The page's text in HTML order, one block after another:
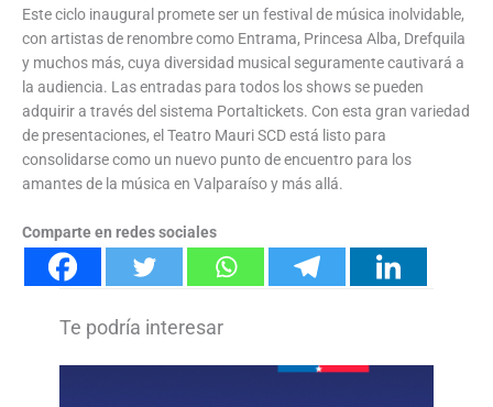
Este ciclo inaugural promete ser un festival de música inolvidable,
con artistas de renombre como Entrama, Princesa Alba, Drefquila
y muchos más, cuya diversidad musical seguramente cautivará a
la audiencia. Las entradas para todos los shows se pueden
adquirir a través del sistema Portaltickets. Con esta gran variedad
de presentaciones, el Teatro Mauri SCD está listo para
consolidarse como un nuevo punto de encuentro para los
amantes de la música en Valparaíso y más allá.
Comparte en redes sociales